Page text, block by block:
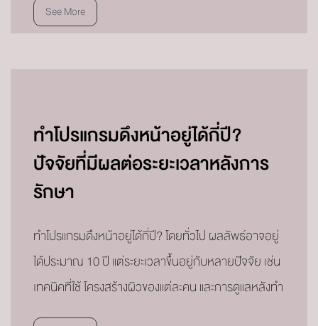
See More
ทำโปรแกรมดึงหน้าอยู่ได้กี่ปี?
ปัจจัยที่มีผลต่อระยะเวลาหลังการ
รักษา
ทำโปรแกรมดึงหน้าอยู่ได้กี่ปี? โดยทั่วไป ผลลัพธ์อาจอยู่
ได้ประมาณ 10 ปี แต่ระยะเวลาขึ้นอยู่กับหลายปัจจัย เช่น
เทคนิคที่ใช้ โครงสร้างผิวของแต่ละคน และการดูแลหลังทำ